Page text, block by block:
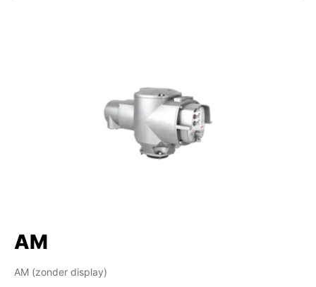
AM
AM (zonder display)